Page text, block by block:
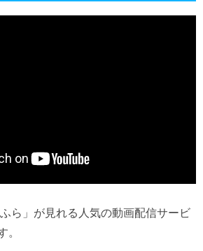
ら」が見れる人気の動画配信サービ
。